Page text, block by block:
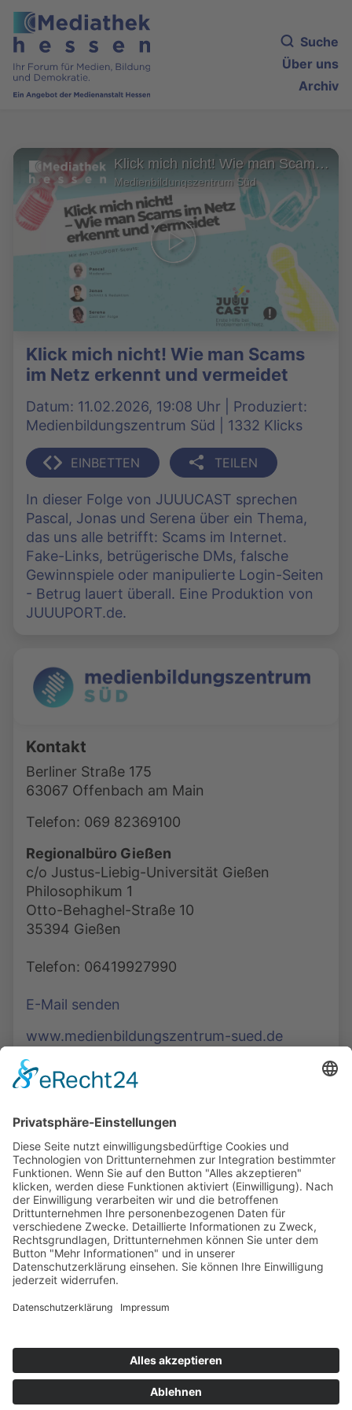
Suche
Über uns
Archiv
Klick mich nicht! Wie man Scams im Netz erkennt und vermeidet
Medienbildungszentrum Süd
Klick mich nicht! Wie man Scams
im Netz erkennt und vermeidet
Datum: 11.02.2026, 19:08 Uhr | Produziert:
Medienbildungszentrum Süd | 1332 Klicks
EINBETTEN TEILEN
In dieser Folge von JUUUCAST sprechen
Pascal, Jonas und Serena über ein Thema,
das uns alle betrifft: Scams im Internet.
Fake-Links, betrügerische DMs, falsche
Gewinnspiele oder manipulierte Login-Seiten
- Betrug lauert überall. Eine Produktion von
JUUUPORT.de.
Kontakt
Berliner Straße 175
63067 Offenbach am Main
Telefon: 069 82369100
Regionalbüro Gießen
c/o Justus-Liebig-Universität Gießen
Philosophikum 1
Otto-Behaghel-Straße 10
35394 Gießen
Telefon: 06419927990
E-Mail senden
www.medienbildungszentrum-sued.de
Podcasts, Themen und Informationen.
Entdecken Sie unser Forum für Medien, Bildung
und Demokratie - jederzeit und überall
verfügbar.
Mehr erfahren
COOKIE-EINSTELLUNGEN